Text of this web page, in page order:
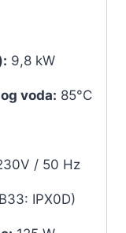
9,8 kW
voda: 85°C
/ 50 Hz
IPX0D)